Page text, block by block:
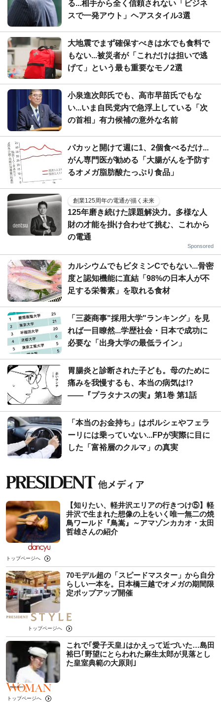
る...相手から全く信頼されない「ビジネ
スで一発アウト」ヘアスタイル3選
大地震でまず確保すべきは水でも食料で
もない...被災者が「これだけは担いで逃
げて」という最も重要なモノ2選
小泉進次郎氏でも、高市早苗氏でもな
い...いま自民党内で急浮上している「次
の首相」有力候補の意外な名前
パカッと開けて週に1、2個食べるだけ...
がん専門医が勧める「大腸がんを予防す
るオメガ脂肪酸たっぷり食品」
創業125周年の電通が描く未来
125年磨き続けた課題解決力。多様な人
財の才能を掛け合わせて挑む、これから
の電通
Sponsored
カルシウムでもビタミンCでもない...骨密
度と認知機能に直結「98%の日本人が不
足する栄養素」を取れる食材
「三菱商事"採用大学"ランキング」を見
れば一目瞭然...学歴社会・日本で成功に
必要な「出身大学の最低ライン」
胃腸炎と診断された子ども。母のために
痛みを我慢するも、本当の病気は!?
――『プラタナスの実』第1巻 第1話
「本当のお金持ち」はポルシェやフェラ
ーリには乗っていない...FPが実際に目に
した「富裕層のクルマ」の真実
【知りたい、軽井沢エリアの行きつけ⑤】軽
井沢で生まれた想像の上をいく唯一無二の焼
鳥ワールド『鳥嵩』～アマゾンカカオ・太田
哲雄さんの紹介
トップページへ
70モデル超の「スピードマスター」から自分
らしい一本を。日本橋三越でオメガの期間限
定ポップアップ開催
トップページへ
これで｢愛子天皇｣はかえって近づいた…島田
裕巳｢野望にとらわれた麻生太郎が見落とし
た皇室典範の大原則｣
トップページへ